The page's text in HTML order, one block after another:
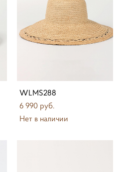
WLMS288
6 990 pуб.
Нет в наличии